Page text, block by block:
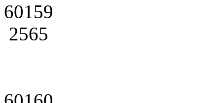
60159
2565